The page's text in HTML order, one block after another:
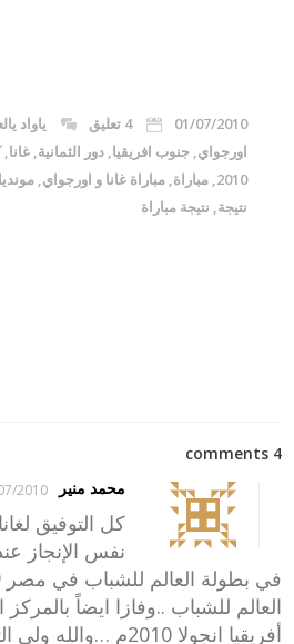
01/07/2010 4 تعليق
ياواد
اورجواي,جنوب افريقيا,دور الثمانية,غانا,
2010
,مباراة,مباراة غانا و اورجواي,
نتيجة, نتيجة مباراة
4 comments
محمد منير
14:55
كل التوفيق
نفس الإنجاز
العالم للشباب ..وفازا ايضاً
أفريقيا انجولا 2010م …والله ولى التوفيق…